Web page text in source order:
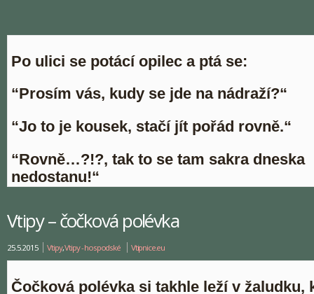
Po ulici se potácí opilec a ptá se:
“Prosím vás, kudy se jde na nádraží?“
“Jo to je kousek, stačí jít pořád rovně.“
“Rovně…?!?, tak to se tam sakra dneska
nedostanu!“
Vtipy – čočková polévka
25.5.2015 Vtipy,Vtipy - hospodské Vtipnice.eu
Čočková polévka si takhle leží v žaludku,